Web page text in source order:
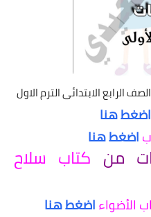
اضغط هنا
اضغط هنا
من كتاب سلاح
الأضواءاضغط هنا